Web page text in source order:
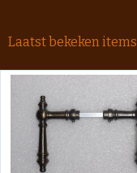
Laatst bekeken items